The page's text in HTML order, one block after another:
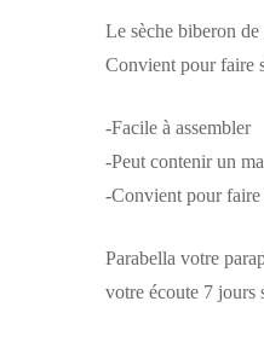
Le sèche biberon
Convient pour faire
-Facile à assembler
-Peut contenir un
-Convient pour faire
Parabella votre
votre écoute 7 jours